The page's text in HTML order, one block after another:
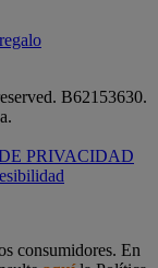
B62153630.
PRIVACIDAD
consumidores. En